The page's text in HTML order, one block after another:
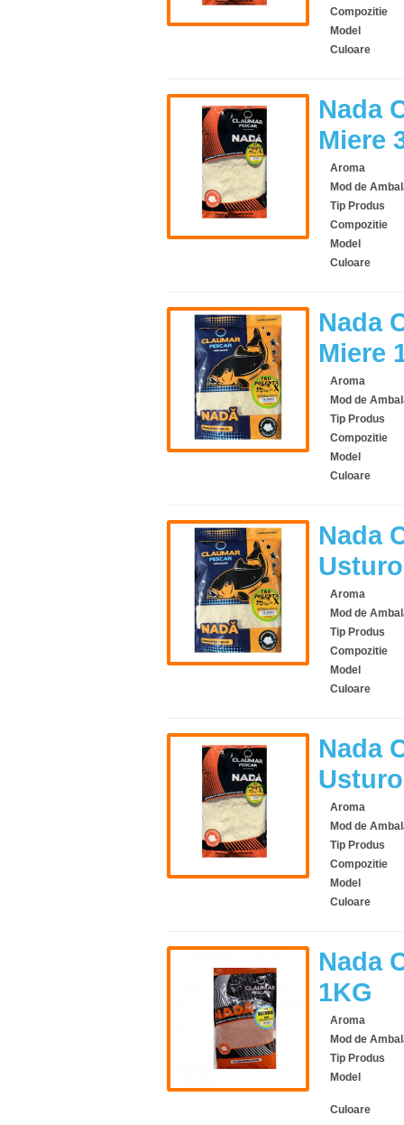
Compozitie
Model
Culoare
Nada
Miere
Aroma
Mod de
Tip Produs
Compozitie
Model
Culoare
Nada
Miere
Aroma
Mod de
Tip Produs
Compozitie
Model
Culoare
Nada
Aroma
Mod de
Tip Produs
Compozitie
Model
Culoare
Nada
Aroma
Mod de
Tip Produs
Compozitie
Model
Culoare
Nada
1KG
Aroma
Mod de
Tip Produs
Model
Culoare